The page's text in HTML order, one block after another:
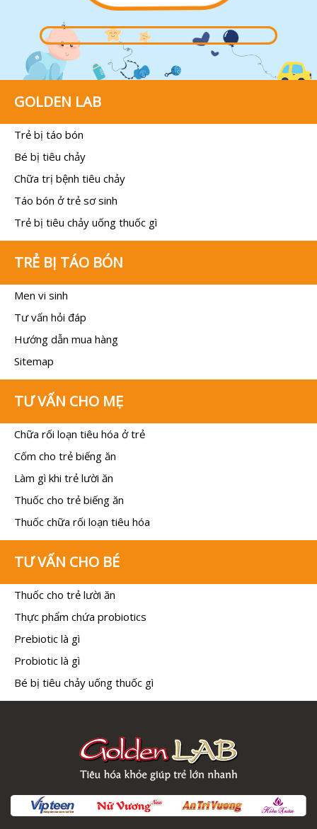
GOLDEN LAB
Trẻ bị táo bón
Bé bị tiêu chảy
Chữa trị bệnh tiêu chảy
Táo bón ở trẻ sơ sinh
Trẻ bị tiêu chảy uống thuốc gì
TRẺ BỊ TÁO BÓN
Men vi sinh
Tư vấn hỏi đáp
Hướng dẫn mua hàng
Sitemap
TƯ VẤN CHO MẸ
Chữa rối loạn tiêu hóa ở trẻ
Cốm cho trẻ biếng ăn
Làm gì khi trẻ lười ăn
Thuốc cho trẻ biếng ăn
Thuốc chữa rối loạn tiêu hóa
TƯ VẤN CHO BÉ
Thuốc cho trẻ lười ăn
Thực phẩm chứa probiotics
Prebiotic là gì
Probiotic là gì
Bé bị tiêu chảy uống thuốc gì